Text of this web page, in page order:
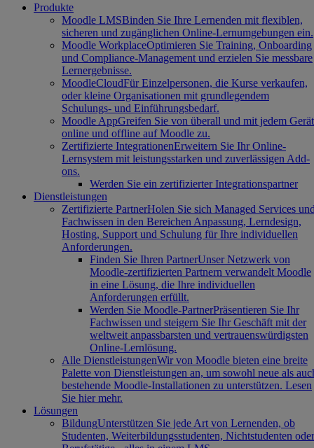
Produkte
Moodle LMSBinden Sie Ihre Lernenden mit flexiblen,
sicheren und zugänglichen Online-Lernumgebungen ein.
Moodle WorkplaceOptimieren Sie Training, Onboarding
und Compliance-Management und erzielen Sie messbare
Lernergebnisse.
MoodleCloudFür Einzelpersonen, die Kurse verkaufen,
oder kleine Organisationen mit grundlegendem
Schulungs- und Einführungsbedarf.
Moodle AppGreifen Sie von überall und mit jedem Gerät
online und offline auf Moodle zu.
Zertifizierte IntegrationenErweitern Sie Ihr Online-
Lernsystem mit leistungsstarken und zuverlässigen Add-
ons.
Werden Sie ein zertifizierter Integrationspartner
Dienstleistungen
Zertifizierte PartnerHolen Sie sich Managed Services
Fachwissen in den Bereichen Anpassung, Lerndesign,
Hosting, Support und Schulung für Ihre individuellen
Anforderungen.
Finden Sie Ihren PartnerUnser Netzwerk von
Moodle-zertifizierten Partnern verwandelt Moodle
in eine Lösung, die Ihre individuellen
Anforderungen erfüllt.
Werden Sie Moodle-PartnerPräsentieren Sie Ihr
Fachwissen und steigern Sie Ihr Geschäft mit der
weltweit anpassbarsten und vertrauenswürdigsten
Online-Lernlösung.
Alle DienstleistungenWir von Moodle bieten eine breite
Palette von Dienstleistungen an, um sowohl neue als
bestehende Moodle-Installationen zu unterstützen. Lesen
Sie hier mehr.
Lösungen
BildungUnterstützen Sie jede Art von Lernenden, ob
Studenten, Weiterbildungsstudenten, Nichtstudenten oder